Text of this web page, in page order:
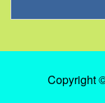
Copyright